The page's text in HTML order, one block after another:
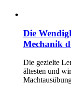
Die
Mechanik
Die gezielte
ältesten und